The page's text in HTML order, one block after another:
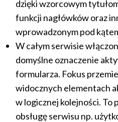
dzięki wzorcowym
funkcji nagłówków oraz
wprowadzonym pod
W całym serwisie
domyślne oznaczenie
formularza. Fokus
widocznych elementach
w logicznej kolejności. To
obsługę serwisu np.